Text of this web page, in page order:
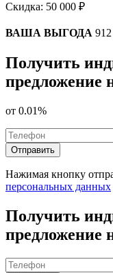
Скидка: 50 000 ₽
ВАША ВЫГОДА
Получить
предложение
от 0.01%
Отправить
Нажимая кнопку
персональных данных
Получить
предложение